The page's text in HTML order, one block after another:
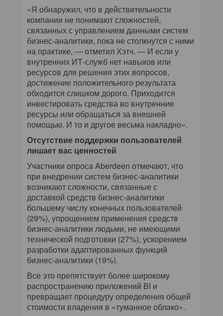
«Я обнаружил, что в действительности
компании не понимают сложностей,
связанных с управлением данными систем
бизнес-аналитики, пока не столкнутся с ними
на практике, — отметил Хэтч. — И если у
внутренних ИТ-служб нет навыков или
ресурсов для решения этих вопросов,
достижение положительного результата
обходится слишком дорого. Приходится
инвестировать средства во внутренние
ресурсы или обращаться за внешней
помощью. И то и другое весьма накладно».
Отсутствие поддержки пользователей
лишает вас ценностей
Участники опроса Aberdeen отмечают, что
при внедрении систем бизнес-аналитики
возникают сложности, связанные с
доставкой средств бизнес-аналитики
большему числу конечных пользователей
(29%), упрощением применения средств
бизнес-аналитики людьми, не имеющими
технической подготовки (27%), ускорением
разработки адаптированных функций
бизнес-аналитики (19%).
Все это препятствует более широкому
распространению приложений BI и
превращает процедуру определения общей
стоимости владения в «туманное облако».